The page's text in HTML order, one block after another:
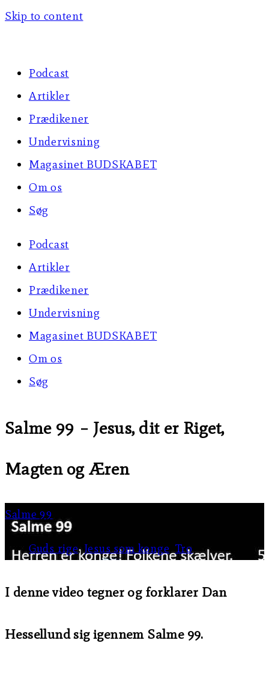
Skip to content
Podcast
Artikler
Prædikener
Undervisning
Magasinet BUDSKABET
Om os
Søg
Podcast
Artikler
Prædikener
Undervisning
Magasinet BUDSKABET
Om os
Søg
Salme 99 – Jesus, dit er Riget,
Magten og Æren
Salme 99
Guds rige,Jesus som konge,Tro
I denne video tegner og forklarer Dan
Hessellund sig igennem Salme 99.